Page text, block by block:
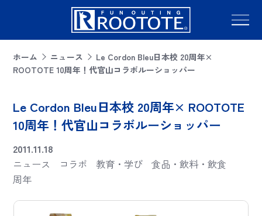
ホーム ニュース
Le Cordon Bleu日本校 20周年×
ROOTOTE 10周年！代官山コラボルーショッパー
Le Cordon Bleu日本校 20周年× ROOTOTE
10周年！代官山コラボルーショッパー
2011.11.18
ニュース
コラボ 教育・学び
食品・飲料・飲食
周年